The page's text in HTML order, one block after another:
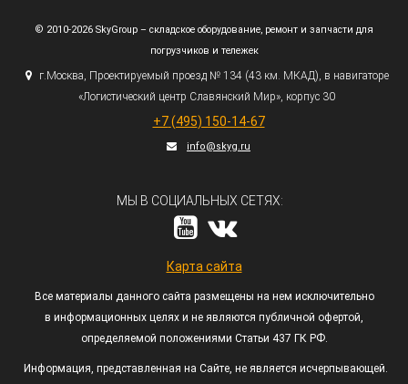
© 2010-2026 SkyGroup – складское оборудование, ремонт и запчасти для
погрузчиков и тележек
г. Москва, Проектируемый проезд № 134 (43км. МКАД), в навигаторе
«Логистический центр Славянский Мир», корпус 30
+7 (495) 150-14-67
info@skyg.ru
МЫ В СОЦИАЛЬНЫХ СЕТЯХ:
Карта сайта
Все материалы данного сайта размещены на нем исключительно
в информационных целях и не являются публичной офертой,
определяемой положениями Статьи 437 ГК РФ.
Информация, представленная на Сайте, не является исчерпывающей.